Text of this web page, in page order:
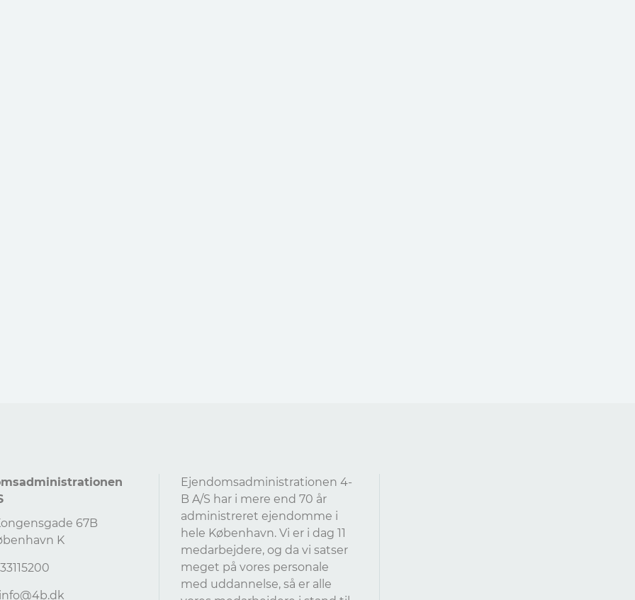
67B
K
info@4b.dk
Ejendomsadministrationen 4-
B A/S har i mere end 70 år
administreret ejendomme i
hele København. Vi er i dag 11
medarbejdere, og da vi satser
meget på vores personale
med uddannelse, så er alle